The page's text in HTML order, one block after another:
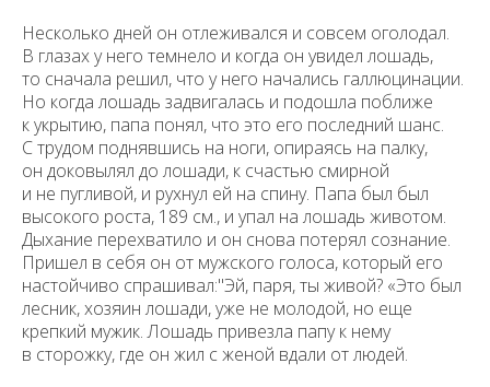
Несколько дней он отлеживался и совсем оголодал.
В глазах у него темнело и когда он увидел лошадь,
то сначала решил, что у него начались галлюцинации.
Но когда лошадь задвигалась и подошла поближе
к укрытию, папа понял, что это его последний шанс.
С трудом поднявшись на ноги, опираясь на палку,
он доковылял до лошади, к счастью смирной
и не пугливой, и рухнул ей на спину. Папа был был
высокого роста, 189 см., и упал на лошадь животом.
Дыхание перехватило и он снова потерял сознание.
Пришел в себя он от мужского голоса, который его
настойчиво спрашивал:"Эй, паря, ты живой? «Это был
лесник, хозяин лошади, уже не молодой, но еще
крепкий мужик. Лошадь привезла папу к нему
в сторожку, где он жил с женой вдали от людей.